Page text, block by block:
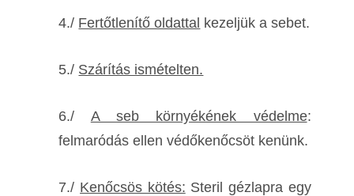
4./ Fertőtlenítő oldattal kezeljük a sebet.
5./ Szárítás ismételten.
6./ A seb környékének védelme:
felmaródás ellen védőkenőcsöt kenünk.
7./ Kenőcsös kötés: Steril gézlapra egy